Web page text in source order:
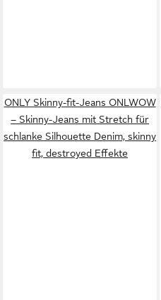
ONLY Skinny-fit-Jeans ONLWOW
– Skinny-Jeans mit Stretch für
schlanke Silhouette Denim, skinny
fit, destroyed Effekte